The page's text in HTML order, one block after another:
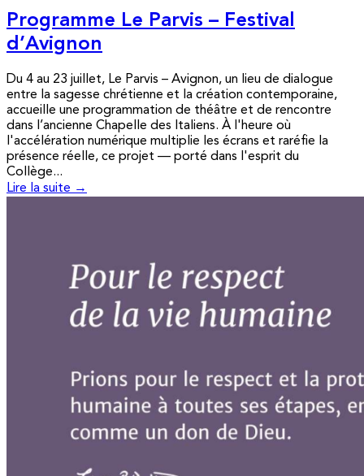
Programme Le Parvis – Festival
d’Avignon
Du 4 au 23 juillet, Le Parvis – Avignon, un lieu de dialogue
entre la sagesse chrétienne et la création contemporaine,
accueille une programmation de théâtre et de rencontre
dans l’ancienne Chapelle des Italiens. À l'heure où
l'accélération numérique multiplie les écrans et raréfie la
présence réelle, ce projet — porté dans l'esprit du
Collège...
Lire la suite →